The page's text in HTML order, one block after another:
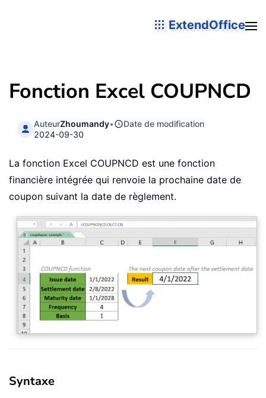
ExtendOffice
Fonction Excel COUPNCD
AuteurZhoumandy•
Date de modification
2024-09-30
La fonction Excel COUPNCD est une fonction
financière intégrée qui renvoie la prochaine date de
coupon suivant la date de règlement.
Syntaxe